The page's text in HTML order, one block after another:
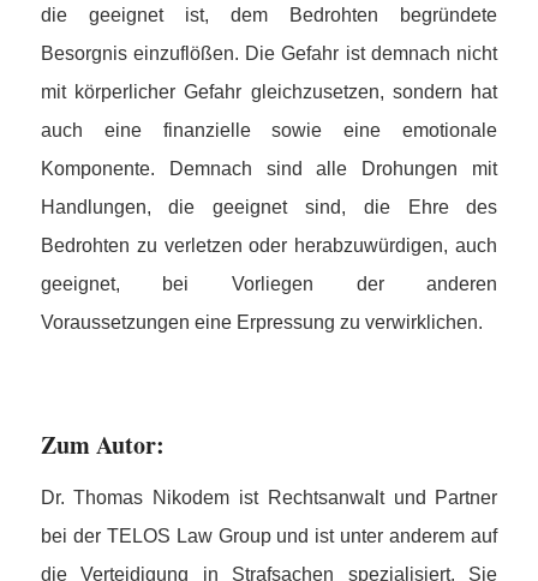
die geeignet ist, dem Bedrohten begründete
Besorgnis einzuflößen. Die Gefahr ist demnach nicht
mit körperlicher Gefahr gleichzusetzen, sondern hat
auch eine finanzielle sowie eine emotionale
Komponente. Demnach sind alle Drohungen mit
Handlungen, die geeignet sind, die Ehre des
Bedrohten zu verletzen oder herabzuwürdigen, auch
geeignet, bei Vorliegen der anderen
Voraussetzungen eine Erpressung zu verwirklichen.
Zum Autor:
Dr. Thomas Nikodem ist Rechtsanwalt und Partner
bei der TELOS Law Group und ist unter anderem auf
die Verteidigung in Strafsachen spezialisiert. Sie